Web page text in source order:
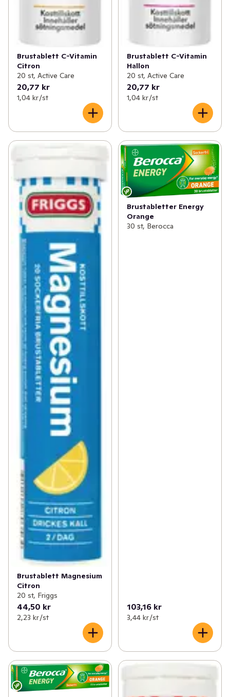
Brustablett C-Vitamin
Citron
20 st, Active Care
20,77 kr
1,04 kr /st
Brustablett C-Vitamin
Hallon
20 st, Active Care
20,77 kr
1,04 kr /st
Brustablett Magnesium
Citron
20 st, Friggs
44,50 kr
2,23 kr /st
Brustabletter Energy
Orange
30 st, Berocca
103,16 kr
3,44 kr /st